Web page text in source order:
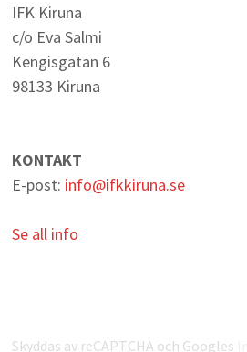
IFK Kiruna
c/o Eva Salmi
Kengisgatan 6
98133 Kiruna
KONTAKT
E-post: info@ifkkiruna.se
Se all info
Skyddas av reCAPTCHA och Googles